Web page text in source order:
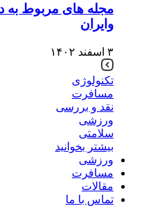
مجله های مربوط به
وایران
۳ اسفند ۱۴۰۲
تکنولوژی
مسافرت
نقد و بررسی
ورزشی
سلامتی
بیشتر بخوانید
ورزشی
مسافرت
مقالات
تماس با ما